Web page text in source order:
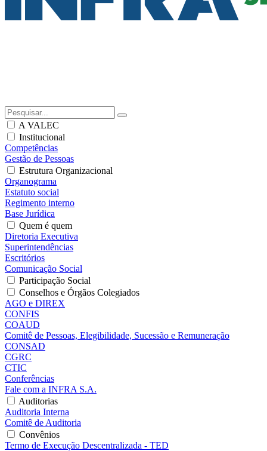
A VALEC
Institucional
Competências
Gestão de Pessoas
Estrutura Organizacional
Organograma
Estatuto social
Regimento interno
Base Jurídica
Quem é quem
Diretoria Executiva
Superintendências
Escritórios
Comunicação Social
Participação Social
Conselhos e Órgãos Colegiados
AGO e DIREX
CONFIS
COAUD
Comitê de Pessoas, Elegibilidade, Sucessão e Remuneração
CONSAD
CGRC
CTIC
Conferências
Fale com a INFRA S.A.
Auditorias
Auditoria Interna
Comitê de Auditoria
Convênios
Termo de Execução Descentralizada - TED